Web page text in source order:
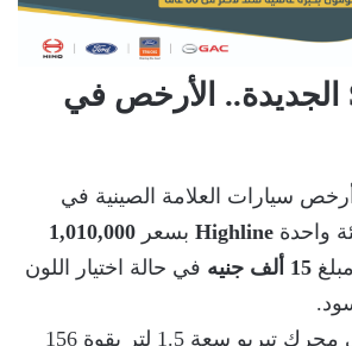
Soueast S05 الجديدة.. الأرخص في
أرخص سيارات العلامة الصينية في
واحدة Highline بسعر 1,010,000
15 ألف جنيه
في حالة اختيار اللون
وتعتمد السيارة على محرك تيربو سعة 1.5 لتر بقوة 156